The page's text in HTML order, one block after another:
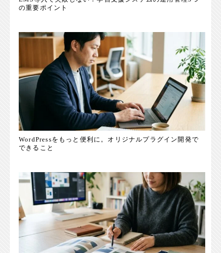
の重要ポイント
WordPressをもっと便利に。オリジナルプラグイン開発で
できること